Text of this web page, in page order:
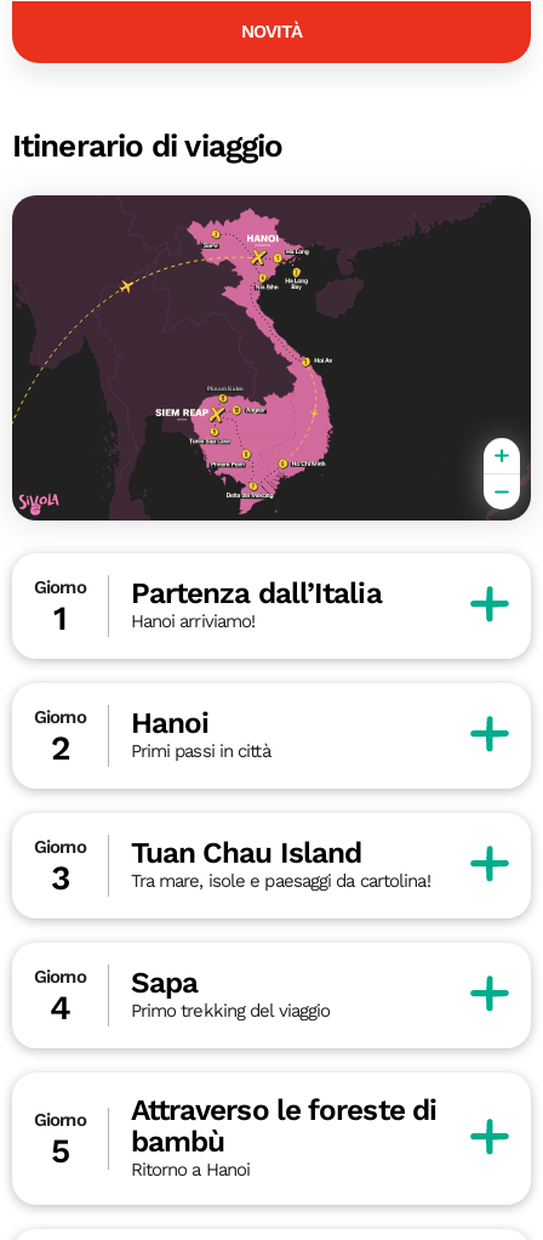
NOVITÀ
Itinerario di viaggio
Giorno
1
Partenza dall’Italia
Hanoi arriviamo!
Giorno
2
Hanoi
Primi passi in città
Giorno
3
Tuan Chau Island
Tra mare, isole e paesaggi da cartolina!
Giorno
4
Sapa
Primo trekking del viaggio
Giorno
5
Attraverso le foreste di
bambù
Ritorno a Hanoi